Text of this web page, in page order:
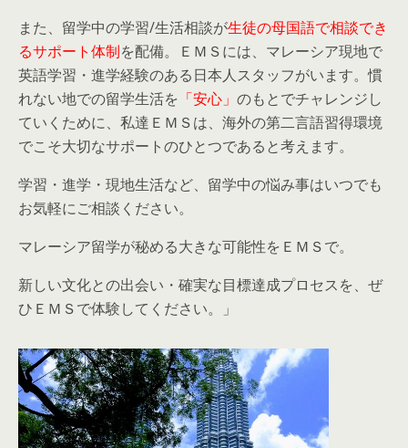
また、留学中の学習/生活相談が生徒の母国語で相談でき
るサポート体制を配備。ＥＭＳには、マレーシア現地で
英語学習・進学経験のある日本人スタッフがいます。慣
れない地での留学生活を 「安心」 のもとでチャレンジし
ていくために、私達ＥＭＳは、海外の第二言語習得環境
でこそ大切なサポートのひとつであると考えます。
学習・進学・現地生活など、留学中の悩み事はいつでも
お気軽にご相談ください。
マレーシア留学が秘める大きな可能性をＥＭＳで。
新しい文化との出会い・確実な目標達成プロセスを、ぜ
ひＥＭＳで体験してください。」